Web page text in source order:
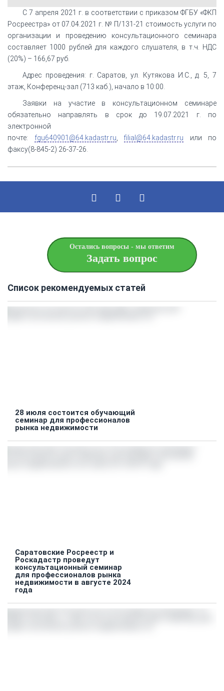
С 7 апреля 2021 г. в соответствии с приказом ФГБУ «ФКП
Росреестра» от 07.04.2021 г. № П/131-21 стоимость услуги по
организации и проведению консультационного семинара
составляет 1000 рублей для каждого слушателя, в т.ч. НДС
(20%) – 166,67 руб.
Адрес проведения: г. Саратов, ул. Кутякова И.С., д. 5, 7
этаж, Конференц-зал (713 каб.), начало в 10:00.
Заявки на участие в консультационном семинаре
обязательно направлять в срок до 19.07.2021 г. по
электронной
почте: fgu640901@64.kadastr.ru filial@64.kadastr.ru или по
факсу(8-845-2) 26-37-26.
Остались вопросы - мы ответим
Задать вопрос
Список рекомендуемых статей
28 июля состоится обучающий
семинар для профессионалов
рынка недвижимости
Саратовские Росреестр и
Роскадастр проведут
консультационный семинар
для профессионалов рынка
недвижимости в августе 2024
года